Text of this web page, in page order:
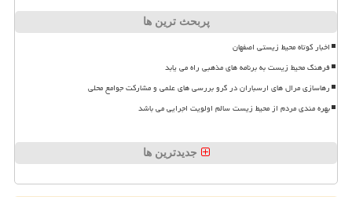
پربحث ترین ها
اخبار کوتاه محیط زیستی اصفهان
فرهنگ محیط زیست به برنامه های مذهبی راه می یابد
رهاسازی مرال های ارسباران در گرو بررسی های علمی و مشارکت جوامع محلی
بهره مندی مردم از محیط زیست سالم اولویت اجرایی می باشد
جدیدترین ها